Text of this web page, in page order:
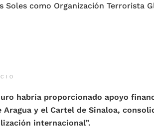
Soles como Organización Terrorista
habría proporcionado apoyo
y el Cartel de Sinaloa,
internacional”.